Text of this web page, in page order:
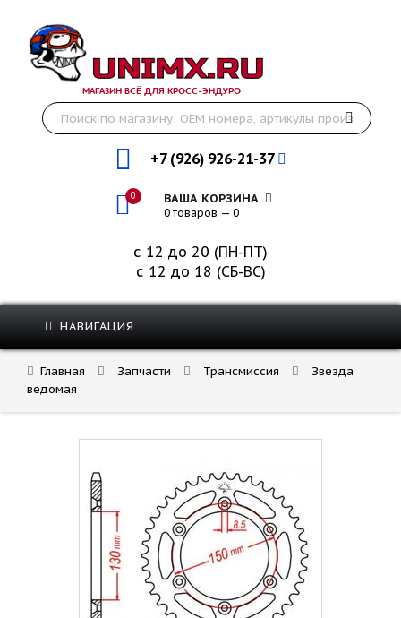
МАГАЗИН ВСЁ ДЛЯ КРОСС-ЭНДУРО
+7 (926) 926-21-37
0 ВАША КОРЗИНА
0 товаров — 0
с 12 до 20 (ПН-ПТ)
с 12 до 18 (СБ-ВС)
НАВИГАЦИЯ
Главная Запчасти Трансмиссия
Звезда
ведомая